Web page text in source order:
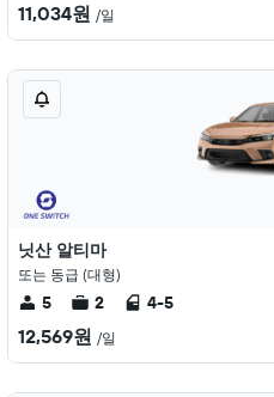
11,034원 /일
닛산 알티마
또는 동급 (대형)
5 2 4-5
12,569원 /일